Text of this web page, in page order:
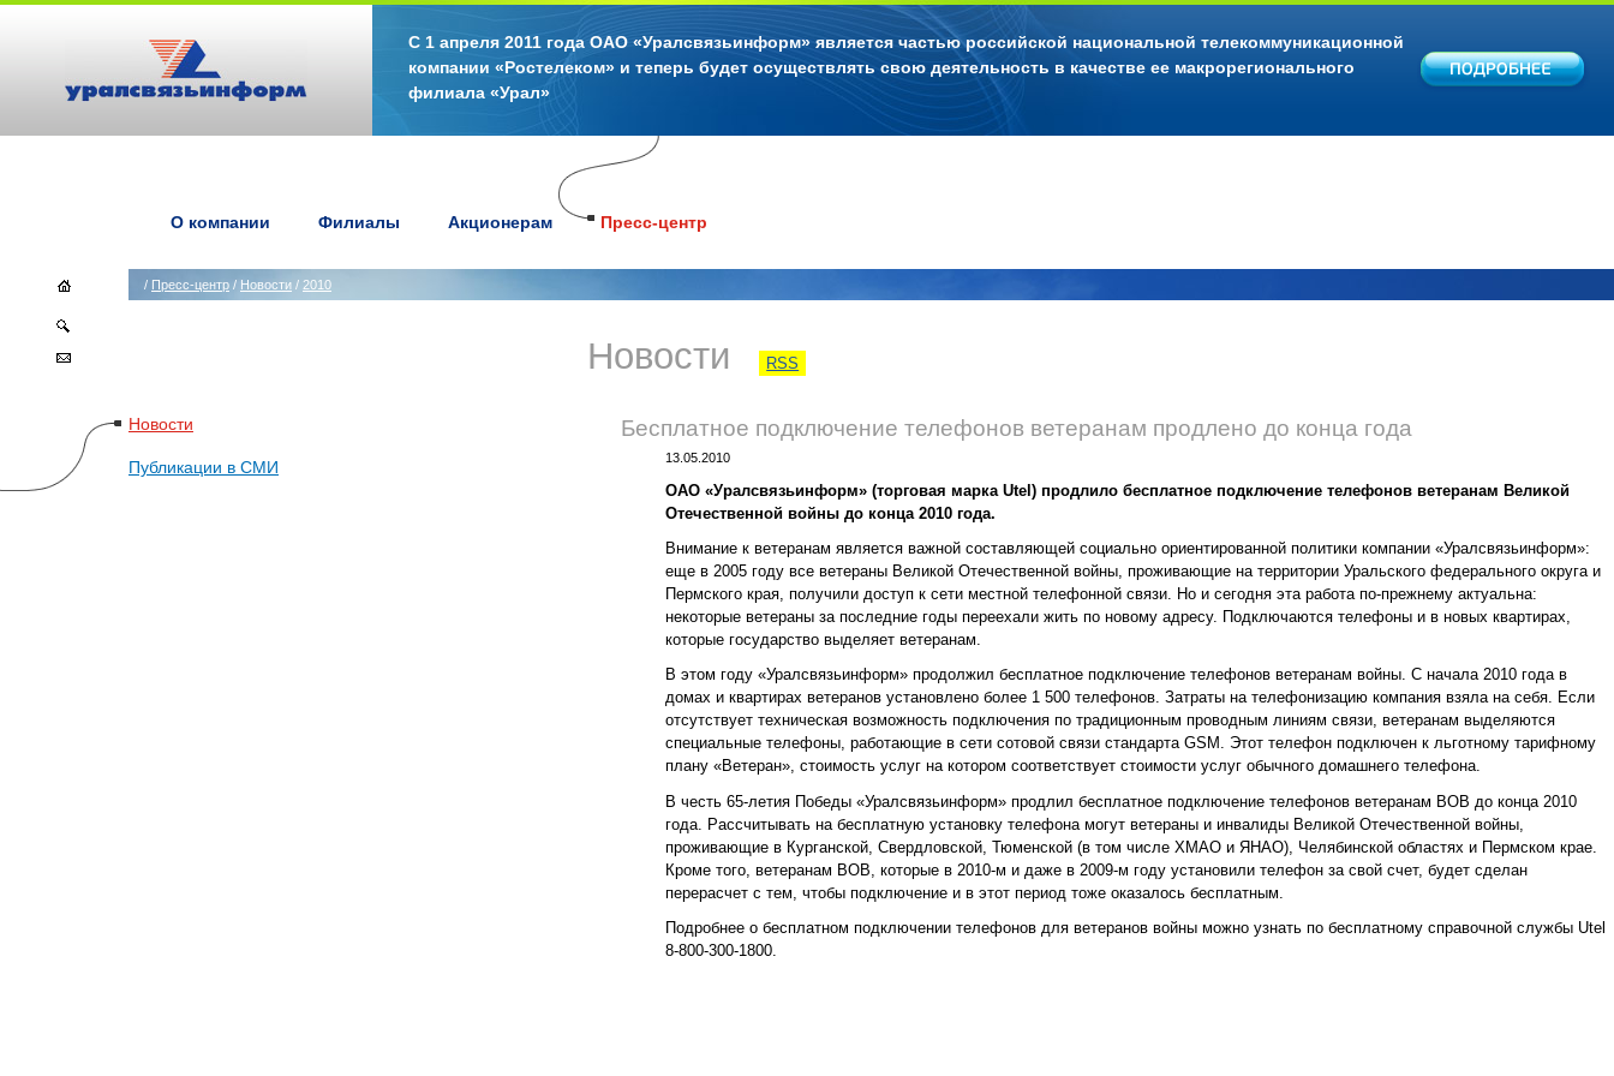
С 1 апреля 2011 года ОАО «Уралсвязьинформ» является частью российской национальной телекоммуникационной
компании «Ростелеком» и теперь будет осуществлять свою деятельность в качестве ее макрорегионального
филиала «Урал»
О компании Филиалы Акционерам Пресс-центр
/ Пресс-центр / Новости / 2010
Новости
Публикации в СМИ
Новости RSS
Бесплатное подключение телефонов ветеранам продлено до конца года
13.05.2010
ОАО «Уралсвязьинформ» (торговая марка Utel) продлило бесплатное подключение телефонов ветеранам Великой
Отечественной войны до конца 2010 года.
Внимание к ветеранам является важной составляющей социально ориентированной политики компании «Уралсвязьинформ»:
еще в 2005 году все ветераны Великой Отечественной войны, проживающие на территории Уральского федерального округа и
Пермского края, получили доступ к сети местной телефонной связи. Но и сегодня эта работа по-прежнему актуальна:
некоторые ветераны за последние годы переехали жить по новому адресу. Подключаются телефоны и в новых квартирах,
которые государство выделяет ветеранам.
В этом году «Уралсвязьинформ» продолжил бесплатное подключение телефонов ветеранам войны. С начала 2010 года в
домах и квартирах ветеранов установлено более 1 500 телефонов. Затраты на телефонизацию компания взяла на себя. Если
отсутствует техническая возможность подключения по традиционным проводным линиям связи, ветеранам выделяются
специальные телефоны, работающие в сети сотовой связи стандарта GSM. Этот телефон подключен к льготному тарифному
плану «Ветеран», стоимость услуг на котором соответствует стоимости услуг обычного домашнего телефона.
В честь 65-летия Победы «Уралсвязьинформ» продлил бесплатное подключение телефонов ветеранам ВОВ до конца 2010
года. Рассчитывать на бесплатную установку телефона могут ветераны и инвалиды Великой Отечественной войны,
проживающие в Курганской, Свердловской, Тюменской (в том числе ХМАО и ЯНАО), Челябинской областях и Пермском крае.
Кроме того, ветеранам ВОВ, которые в 2010-м и даже в 2009-м году установили телефон за свой счет, будет сделан
перерасчет с тем, чтобы подключение и в этот период тоже оказалось бесплатным.
Подробнее о бесплатном подключении телефонов для ветеранов войны можно узнать по бесплатному справочной службы Utel
8-800-300-1800.